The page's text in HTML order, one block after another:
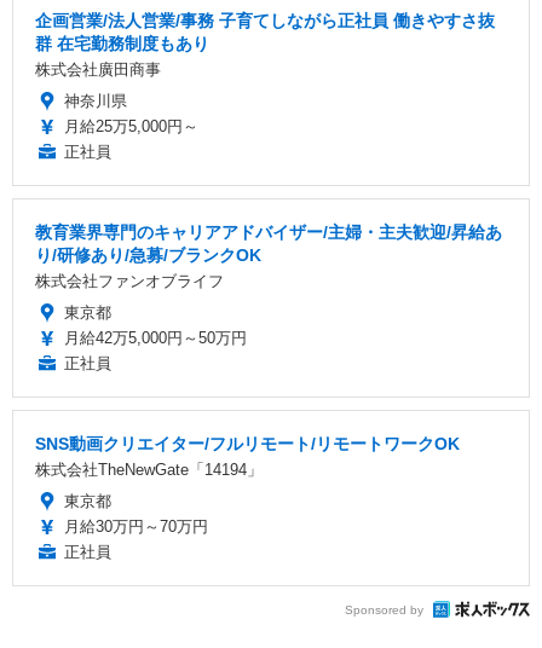
企画営業/法人営業/事務 子育てしながら正社員 働きやすさ抜
群 在宅勤務制度もあり
株式会社廣田商事
神奈川県
月給25万5,000円～
正社員
教育業界専門のキャリアアドバイザー/主婦・主夫歓迎/昇給あ
り/研修あり/急募/ブランクOK
株式会社ファンオブライフ
東京都
月給42万5,000円～50万円
正社員
SNS動画クリエイター/フルリモート/リモートワークOK
株式会社TheNewGate「14194」
東京都
月給30万円～70万円
正社員
Sponsored by